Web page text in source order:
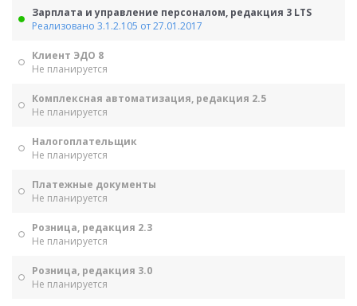
Зарплата и управление персоналом, редакция 3 LTS
Реализовано 3.1.2.105 от 27.01.2017
Клиент ЭДО 8
Не планируется
Комплексная автоматизация, редакция 2.5
Не планируется
Налогоплательщик
Не планируется
Платежные документы
Не планируется
Розница, редакция 2.3
Не планируется
Розница, редакция 3.0
Не планируется